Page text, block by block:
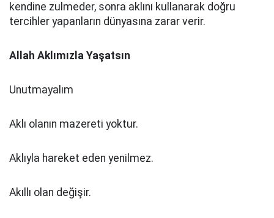
kendine zulmeder, sonra aklını kullanarak doğru
tercihler yapanların dünyasına zarar verir.
Allah Aklımızla Yaşatsın
Unutmayalım
Aklı olanın mazereti yoktur.
Aklıyla hareket eden yenilmez.
Akıllı olan değişir.